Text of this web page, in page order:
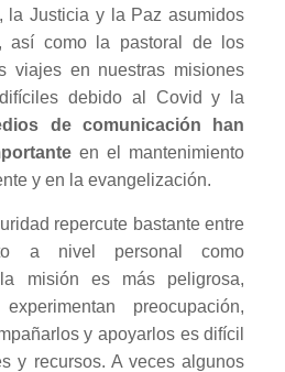
la Justicia y la Paz asumidos
así como la pastoral de los
viajes en nuestras misiones
debido al Covid y la
de comunicación han
en el mantenimiento
y en la evangelización.
repercute bastante entre
a nivel personal como
misión es más peligrosa,
preocupación,
y apoyarlos es difícil
y recursos. A veces algunos